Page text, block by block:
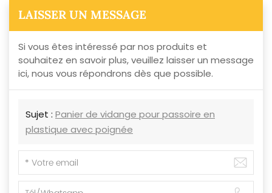
LAISSER UN MESSAGE
Si vous êtes intéressé par nos produits et
souhaitez en savoir plus, veuillez laisser un message
ici, nous vous répondrons dès que possible.
Sujet : Panier de vidange pour passoire en
plastique avec poignée